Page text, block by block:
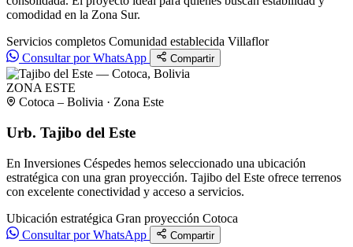
comodidad en la Zona Sur.
Servicios completos Comunidad establecida Villaflor
Consultar por WhatsApp
Compartir
ZONA ESTE
Cotoca – Bolivia · Zona Este
Urb. Tajibo del Este
En Inversiones Céspedes hemos seleccionado una ubicación
estratégica con una gran proyección. Tajibo del Este ofrece terrenos
con excelente conectividad y acceso a servicios.
Ubicación estratégica Gran proyección Cotoca
Consultar por WhatsApp
Compartir